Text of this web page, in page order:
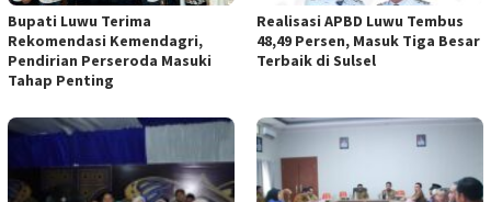
Bupati Luwu Terima
Rekomendasi Kemendagri,
Pendirian Perseroda Masuki
Tahap Penting
Realisasi APBD Luwu Tembus
48,49 Persen, Masuk Tiga Besar
Terbaik di Sulsel